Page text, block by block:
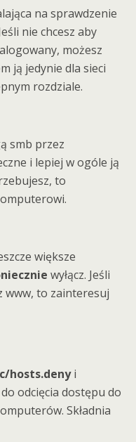
na sprawdzenie
nie chcesz aby
możesz
ją jedynie dla sieci
rozdziale.
smb przez
i lepiej w ogóle ją
to
większe
wyłącz. Jeśli
www, to zainteresuj
hosts.denyi
do odcięcia dostępu do
Składnia